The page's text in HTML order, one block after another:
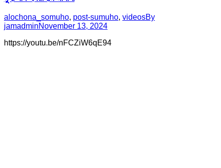
alochona_somuho, post-sumuho, videosBy
jamadminNovember 13, 2024
https://youtu.be/nFCZiW6qE94